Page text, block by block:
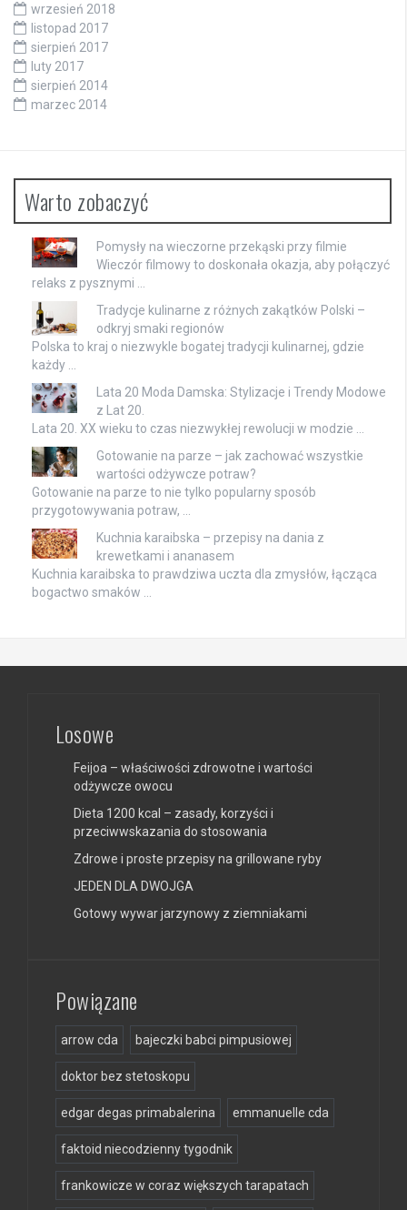
wrzesień 2018
listopad 2017
sierpień 2017
luty 2017
sierpień 2014
marzec 2014
Warto zobaczyć
Pomysły na wieczorne przekąski przy filmie
Wieczór filmowy to doskonała okazja, aby połączyć
relaks z pysznymi …
Tradycje kulinarne z różnych zakątków Polski –
odkryj smaki regionów
Polska to kraj o niezwykle bogatej tradycji kulinarnej, gdzie
każdy …
Lata 20 Moda Damska: Stylizacje i Trendy Modowe
z Lat 20.
Lata 20. XX wieku to czas niezwykłej rewolucji w modzie …
Gotowanie na parze – jak zachować wszystkie
wartości odżywcze potraw?
Gotowanie na parze to nie tylko popularny sposób
przygotowywania potraw, …
Kuchnia karaibska – przepisy na dania z
krewetkami i ananasem
Kuchnia karaibska to prawdziwa uczta dla zmysłów, łącząca
bogactwo smaków …
Losowe
Feijoa – właściwości zdrowotne i wartości
odżywcze owocu
Dieta 1200 kcal – zasady, korzyści i
przeciwwskazania do stosowania
Zdrowe i proste przepisy na grillowane ryby
JEDEN DLA DWOJGA
Gotowy wywar jarzynowy z ziemniakami
Powiązane
arrow cda bajeczki babci pimpusiowej
doktor bez stetoskopu
edgar degas primabalerina emmanuelle cda
faktoid niecodzienny tygodnik
frankowicze w coraz większych tarapatach